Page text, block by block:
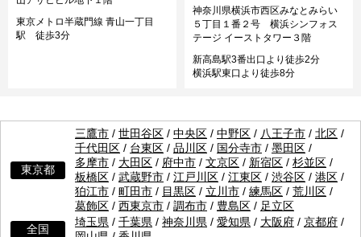
東京メトロ半蔵門線 青山一丁目
駅 徒歩3分
神奈川県横浜市西区みなとみらい
５丁目１番２号 横浜シンフォス
テージ イーストタワー３階
新高島駅3番出口より徒歩2分
横浜駅東口より徒歩8分
東京都
三鷹市 / 世田谷区 / 中央区 / 中野区 / 八王子市 / 北区 /
千代田区 / 台東区 / 品川区 / 国分寺市 / 墨田区 /
多摩市 / 大田区 / 府中市 / 文京区 / 新宿区 / 杉並区 /
板橋区 / 武蔵野市 / 江戸川区 / 江東区 / 渋谷区 / 港区 /
狛江市 / 町田市 / 目黒区 / 立川市 / 練馬区 / 荒川区 /
葛飾区 / 西東京市 / 調布市 / 豊島区 / 足立区
全国
埼玉県 / 千葉県 / 神奈川県 / 愛知県 / 大阪府 / 京都府 /